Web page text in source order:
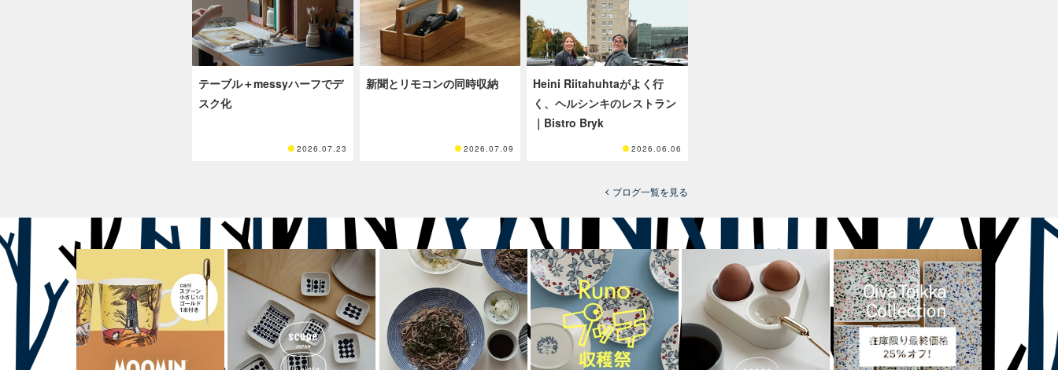
テーブル＋messyハーフでデ
スク化
2026.07.23
新聞とリモコンの同時収納
2026.07.09
Heini Riitahuhtaがよく行
く、ヘルシンキのレストラン
｜Bistro Bryk
2026.06.06
ブログ一覧を見る